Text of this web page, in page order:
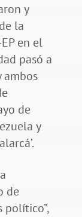
y
la
en el
pasó a
ambos
de
y
de
político”,